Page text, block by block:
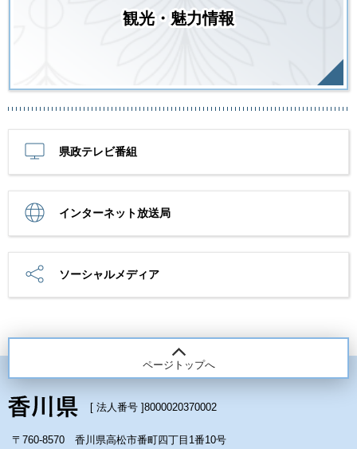
観光・魅力情報
県政テレビ番組
インターネット放送局
ソーシャルメディア
ページトップへ
[ 法人番号 ]8000020370002
〒760-8570 香川県高松市番町四丁目1番10号